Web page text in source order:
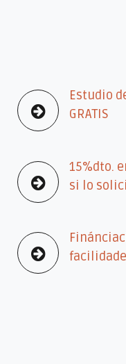
Estudio
GRATIS
15%dto.
si lo